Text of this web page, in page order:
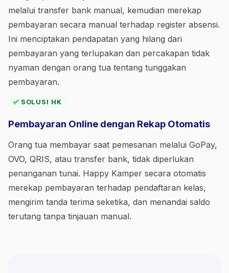
melalui transfer bank manual, kemudian merekap
pembayaran secara manual terhadap register absensi.
Ini menciptakan pendapatan yang hilang dari
pembayaran yang terlupakan dan percakapan tidak
nyaman dengan orang tua tentang tunggakan
pembayaran.
✅ SOLUSI HK
Pembayaran Online dengan Rekap Otomatis
Orang tua membayar saat pemesanan melalui GoPay,
OVO, QRIS, atau transfer bank, tidak diperlukan
penanganan tunai. Happy Kamper secara otomatis
merekap pembayaran terhadap pendaftaran kelas,
mengirim tanda terima seketika, dan menandai saldo
terutang tanpa tinjauan manual.